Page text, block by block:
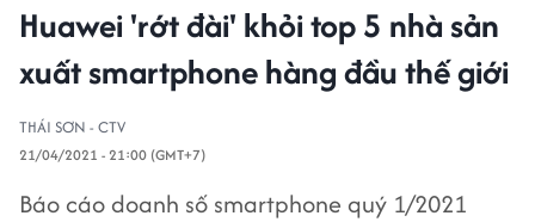
Huawei 'rớt đài' khỏi top 5 nhà sản
xuất smartphone hàng đầu thế giới
THÁI SƠN - CTV
21/04/2021 - 21:00 (GMT+7)
Báo cáo doanh số smartphone quý 1/2021